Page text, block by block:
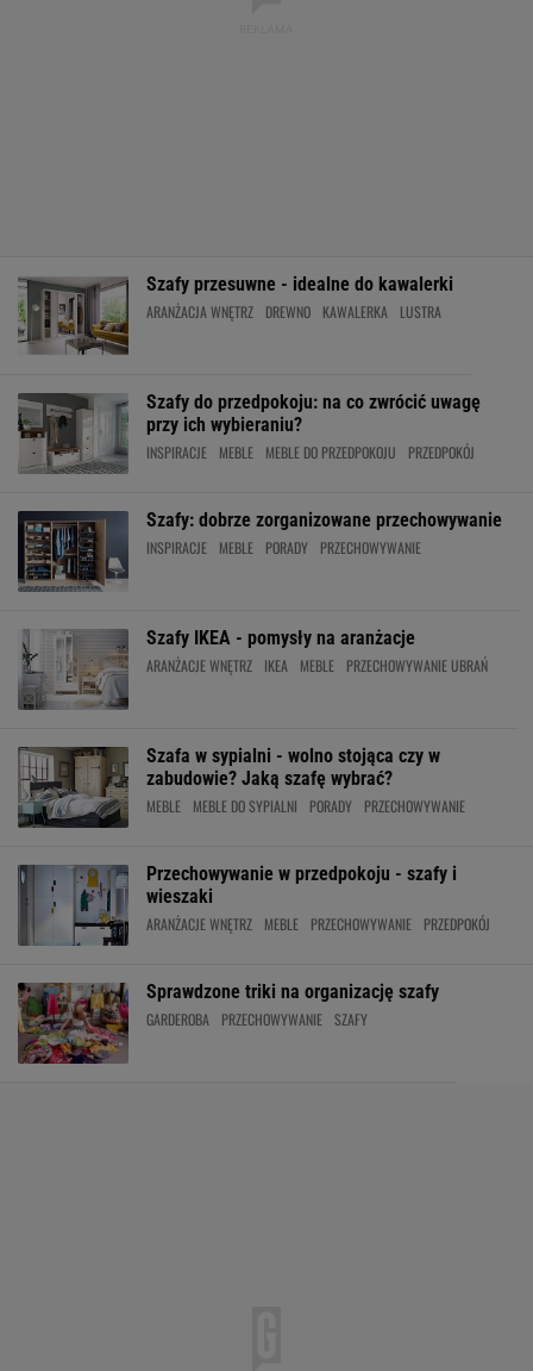
Szafy przesuwne - idealne do kawalerki
ARANŻACJA WNĘTRZ DREWNO KAWALERKA LUSTRA
Szafy do przedpokoju: na co zwrócić uwagę
przy ich wybieraniu?
INSPIRACJE MEBLE MEBLE DO PRZEDPOKOJU PRZEDPOKÓJ
Szafy: dobrze zorganizowane przechowywanie
INSPIRACJE MEBLE PORADY PRZECHOWYWANIE
Szafy IKEA - pomysły na aranżacje
ARANŻACJE WNĘTRZ IKEA MEBLE PRZECHOWYWANIE UBRAŃ
Szafa w sypialni - wolno stojąca czy w
zabudowie? Jaką szafę wybrać?
MEBLE MEBLE DO SYPIALNI PORADY PRZECHOWYWANIE
Przechowywanie w przedpokoju - szafy i
wieszaki
ARANŻACJE WNĘTRZ MEBLE PRZECHOWYWANIE PRZEDPOKÓJ
Sprawdzone triki na organizację szafy
GARDEROBA PRZECHOWYWANIE SZAFY